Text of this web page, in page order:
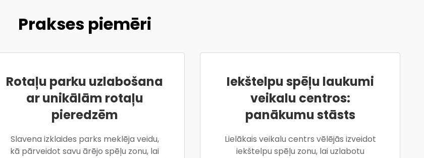
Prakses piemēri
Rotaļu parku uzlabošana
ar unikālām rotaļu
pieredzēm
Slavena izklaides parks meklēja veidu,
kā pārveidot savu ārējo spēļu zonu, lai
Iekštelpu spēļu laukumi
veikalu centros:
panākumu stāsts
Lielākais veikalu centrs vēlējās izveidot
iekštelpu spēļu zonu, lai uzlabotu